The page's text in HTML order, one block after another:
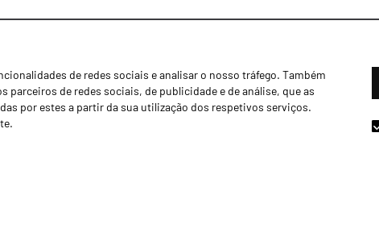
de redes sociais e analisar o nosso tráfego. Também
de redes sociais, de publicidade e de análise, que as
por estes a partir da sua utilização dos respetivos serviços.
Notícias
Concessionários